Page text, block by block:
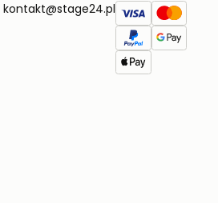
kontakt@stage24.pl